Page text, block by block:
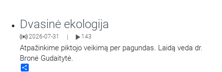
Dvasinė ekologija
2026-07-31 143
Atpažinkime piktojo veikimą per pagundas. Laidą veda dr.
Bronė Gudaitytė.